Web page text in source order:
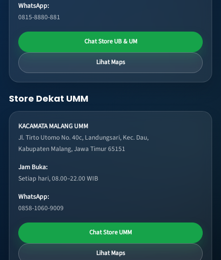
WhatsApp:
0815-8880-881
Chat Store UB & UM
Lihat Maps
Store Dekat UMM
KACAMATA MALANG UMM
Jl. Tirto Utomo No. 40c, Landungsari, Kec. Dau,
Kabupaten Malang, Jawa Timur 65151
Jam Buka:
Setiap hari, 08.00–22.00 WIB
WhatsApp:
0858-1060-9009
Chat Store UMM
Lihat Maps